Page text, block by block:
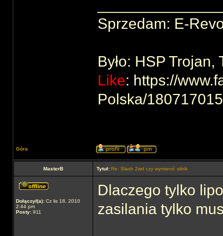
Sprzedam: E-
Było: HSP
Like: https://
Polska/
Góra
MasterB Tytuł: Re: Slash 2wd czy wymienić silnik
Dołączył(a): Cz lis 18, 2010
2:44 pm
Posty: 911
Dlaczego tylko
zasilania tylko